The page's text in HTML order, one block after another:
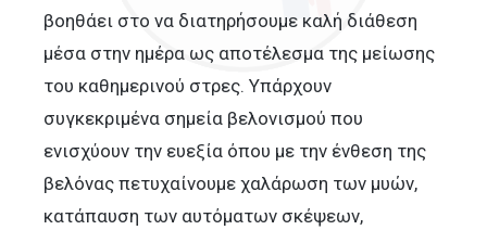
βοηθάει στο να διατηρήσουμε καλή διάθεση
μέσα στην ημέρα ως αποτέλεσμα της μείωσης
του καθημερινού στρες. Υπάρχουν
συγκεκριμένα σημεία βελονισμού που
ενισχύουν την ευεξία όπου με την ένθεση της
βελόνας πετυχαίνουμε χαλάρωση των μυών,
κατάπαυση των αυτόματων σκέψεων,